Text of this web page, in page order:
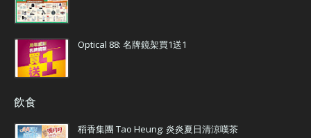
Optical 88: 名牌鏡架買1送1
飲食
稻香集團 Tao Heung: 炎炎夏日清涼嘆茶